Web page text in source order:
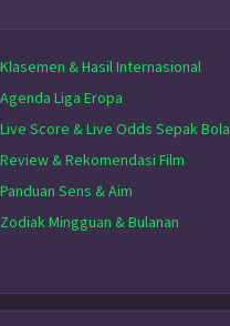
Klasemen & Hasil Internasional
Agenda Liga Eropa
Live Score & Live Odds Sepak Bola
Review & Rekomendasi Film
Panduan Sens & Aim
Zodiak Mingguan & Bulanan